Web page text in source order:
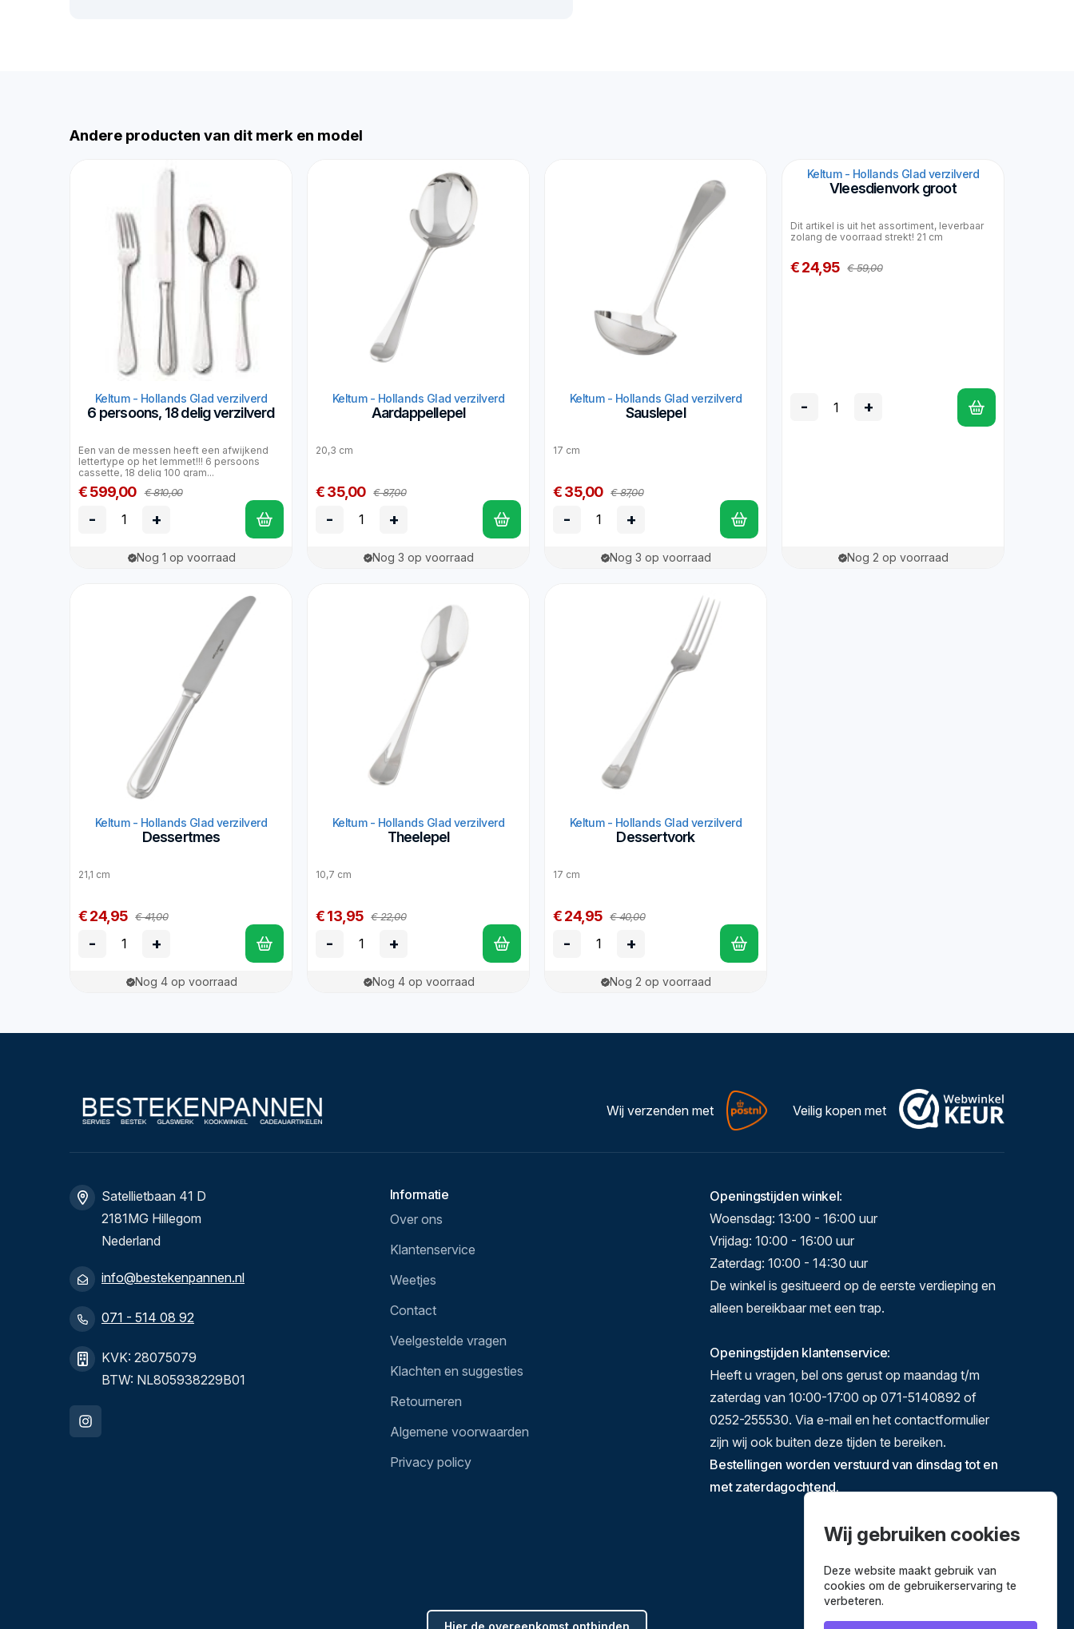
Andere producten van dit merk en model
Keltum - Hollands Glad verzilverd
6 persoons, 18 delig verzilverd
Een van de messen heeft een afwijkend
lettertype op het lemmet!!! 6 persoons
cassette, 18 delig 100 gram...
€ 599,00 € 810,00
- +
Nog 1 op voorraad
Keltum - Hollands Glad verzilverd
Aardappellepel
20,3 cm
€ 35,00 € 87,00
- +
Nog 3 op voorraad
Keltum - Hollands Glad verzilverd
Sauslepel
17 cm
€ 35,00 € 87,00
- +
Nog 3 op voorraad
Keltum - Hollands Glad verzilverd
Vleesdienvork groot
Dit artikel is uit het assortiment, leverbaar
zolang de voorraad strekt! 21 cm
€ 24,95 € 59,00
- +
Nog 2 op voorraad
Keltum - Hollands Glad verzilverd
Dessertmes
21,1 cm
€ 24,95 € 41,00
- +
Nog 4 op voorraad
Keltum - Hollands Glad verzilverd
Theelepel
10,7 cm
€ 13,95 € 22,00
- +
Nog 4 op voorraad
Keltum - Hollands Glad verzilverd
Dessertvork
17 cm
€ 24,95 € 40,00
- +
Nog 2 op voorraad
Wij verzenden met Veilig kopen met
Satellietbaan 41 D
2181MG Hillegom
Nederland
info@bestekenpannen.nl
071 - 514 08 92
KVK: 28075079
BTW: NL805938229B01
Informatie
Over ons
Klantenservice
Weetjes
Contact
Veelgestelde vragen
Klachten en suggesties
Retourneren
Algemene voorwaarden
Privacy policy
Openingstijden winkel:
Woensdag: 13:00 - 16:00 uur
Vrijdag: 10:00 - 16:00 uur
Zaterdag: 10:00 - 14:30 uur
De winkel is gesitueerd op de eerste verdieping en
alleen bereikbaar met een trap.
Openingstijden klantenservice:
Heeft u vragen, bel ons gerust op maandag t/m
zaterdag van 10:00-17:00 op 071-5140892 of
0252-255530. Via e-mail en het contactformulier
zijn wij ook buiten deze tijden te bereiken.
Bestellingen worden verstuurd van dinsdag tot en
met zaterdagochtend.
Wij gebruiken cookies
Deze website maakt gebruik van
cookies om de gebruikerservaring te
verbeteren.